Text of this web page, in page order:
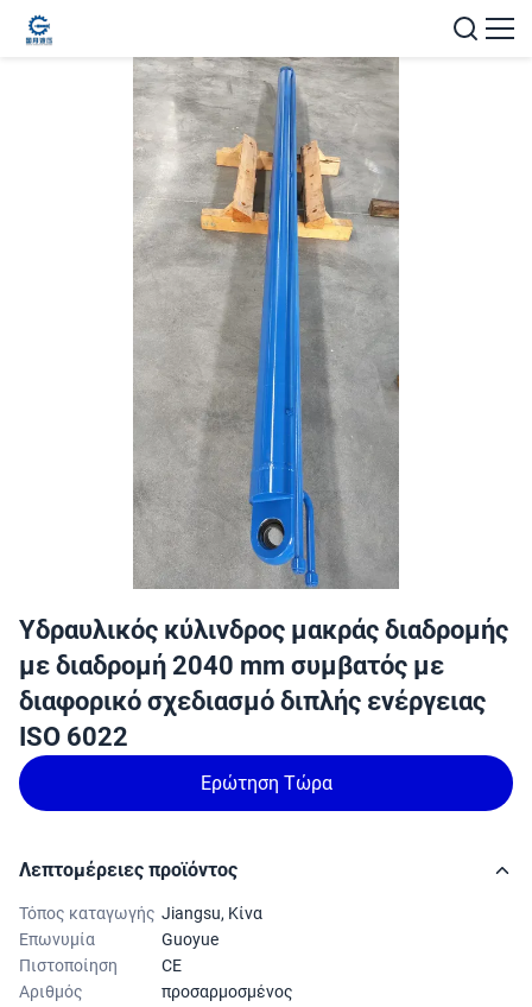
Υδραυλικός κύλινδρος μακράς διαδρομής
με διαδρομή 2040 mm συμβατός με
διαφορικό σχεδιασμό διπλής ενέργειας
ISO 6022
Ερώτηση Τώρα
Λεπτομέρειες προϊόντος
Τόπος καταγωγής Jiangsu, Κίνα
Επωνυμία
Guoyue
Πιστοποίηση
CE
Αριθμός
προσαρμοσμένος